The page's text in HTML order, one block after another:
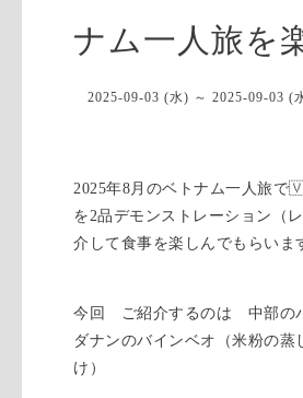
ナム一人旅を
2025-09-03 (水) ～ 2025-09-03 (
2025年8月のベトナム一人旅
を2品デモンストレーション（
介して食事を楽しんでもらいま
今回 ご紹介するのは 中部の
ダナンのバインベオ（米粉の
け）